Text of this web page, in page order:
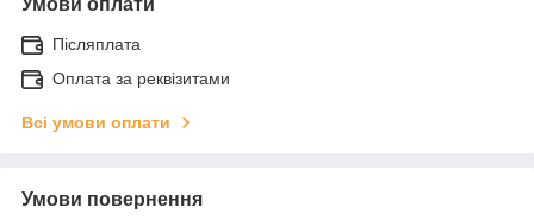
Післяплата
Оплата за реквізитами
Всі умови оплати
Умови повернення